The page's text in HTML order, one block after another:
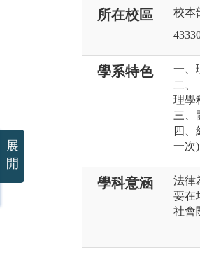
所在校區
校本
學系特色
一、
二、
理學
三、
四、
一次
學科意涵
法律
要在
社會
展
開